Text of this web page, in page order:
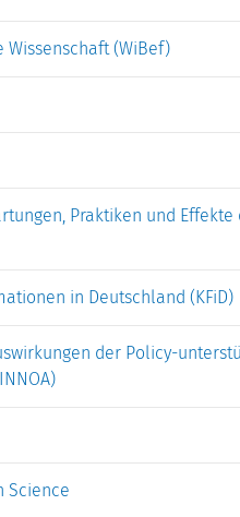
Wissenschaft (WiBef)
Praktiken und Effekte
in Deutschland (KFiD)
der Policy-
Science